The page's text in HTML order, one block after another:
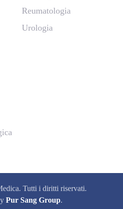
Reumatologia
Urologia
Tutti i diritti riservati.
Pur Sang Group.